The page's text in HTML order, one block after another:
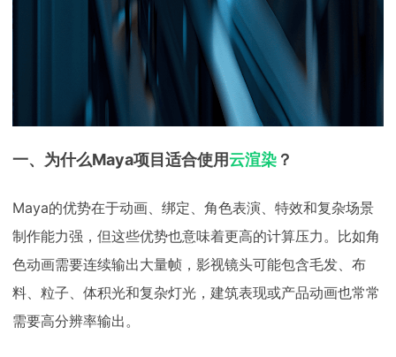
一、为什么Maya项目适合使用云渲染 ？
Maya的优势在于动画、绑定、角色表演、特效和复杂场景
制作能力强，但这些优势也意味着更高的计算压力。比如角
色动画需要连续输出大量帧，影视镜头可能包含毛发、布
料、粒子、体积光和复杂灯光，建筑表现或产品动画也常常
需要高分辨率输出。